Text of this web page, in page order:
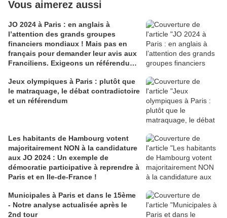
Vous aimerez aussi
JO 2024 à Paris : en anglais à
l’attention des grands groupes
financiers mondiaux ! Mais pas en
français pour demander leur avis aux
Franciliens. Exigeons un référendum
Jeux olympiques à Paris : plutôt que
le matraquage, le débat contradictoire
et un référendum
Les habitants de Hambourg votent
majoritairement NON à la candidature
aux JO 2024 : Un exemple de
démocratie participative à reprendre à
Paris et en Ile-de-France !
Municipales à Paris et dans le 15ème
- Notre analyse actualisée après le
2nd tour